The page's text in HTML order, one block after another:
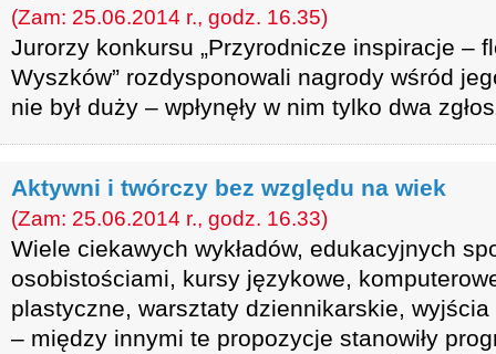
(Zam: 25.06.2014 r., godz. 16.35)
Jurorzy konkursu „Przyrodnicze inspiracje –
Wyszków” rozdysponowali nagrody wśród
nie był duży – wpłynęły w nim tylko dwa
Aktywni i twórczy bez względu na wiek
(Zam: 25.06.2014 r., godz. 16.33)
Wiele ciekawych wykładów, edukacyjnych
osobistościami, kursy językowe,
plastyczne, warsztaty dziennikarskie,
– między innymi te propozycje stanowiły